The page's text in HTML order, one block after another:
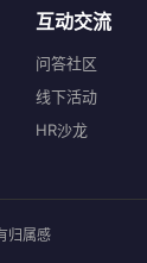
互动交流
问答社区
线下活动
HR沙龙
归属感